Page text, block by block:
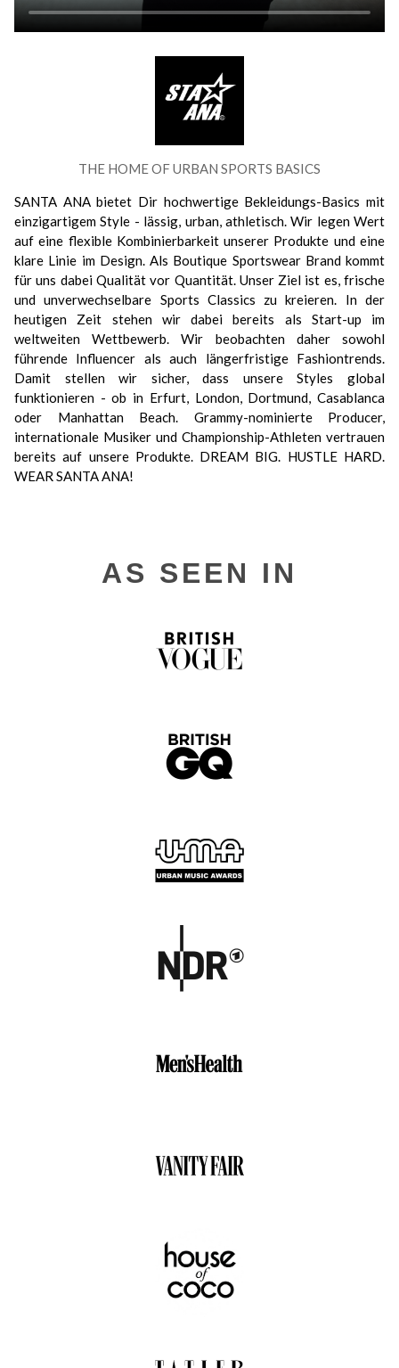
THE HOME OF URBAN SPORTS BASICS
SANTA ANA bietet Dir hochwertige Bekleidungs-Basics mit
einzigartigem Style - lässig, urban, athletisch. Wir legen Wert
auf eine flexible Kombinierbarkeit unserer Produkte und eine
klare Linie im Design. Als Boutique Sportswear Brand kommt
für uns dabei Qualität vor Quantität. Unser Ziel ist es, frische
und unverwechselbare Sports Classics zu kreieren. In der
heutigen Zeit stehen wir dabei bereits als Start-up im
weltweiten Wettbewerb. Wir beobachten daher sowohl
führende Influencer als auch längerfristige Fashiontrends.
Damit stellen wir sicher, dass unsere Styles global
funktionieren - ob in Erfurt, London, Dortmund, Casablanca
oder Manhattan Beach. Grammy-nominierte Producer,
internationale Musiker und Championship-Athleten vertrauen
bereits auf unsere Produkte. DREAM BIG. HUSTLE HARD.
WEAR SANTA ANA!
AS SEEN IN